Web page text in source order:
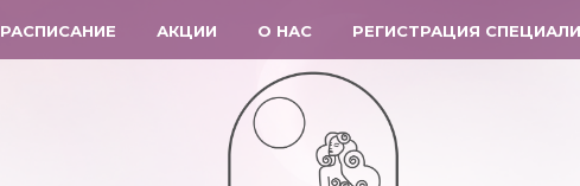
РАСПИСАНИЕ АКЦИИ О НАС РЕГИСТРАЦИЯ